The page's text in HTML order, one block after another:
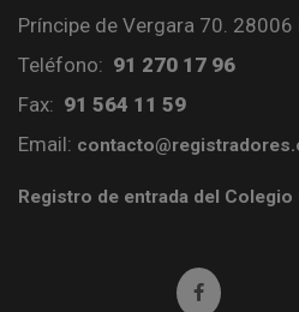
Príncipe de Vergara 70. 28006
Teléfono: 91 270 17 96
Fax: 91 564 11 59
Email:
Registro de entrada del
Ir a